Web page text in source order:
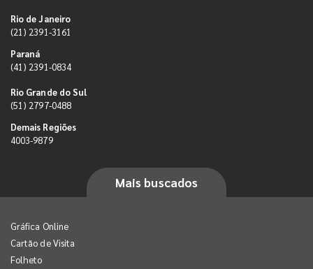
Rio de Janeiro
(21) 2391-3161
Paraná
(41) 2391-0834
Rio Grande do Sul
(51) 2797-0488
Demais Regiões
4003-9879
Mais buscados
Gráfica Online
Cartão de Visita
Folheto